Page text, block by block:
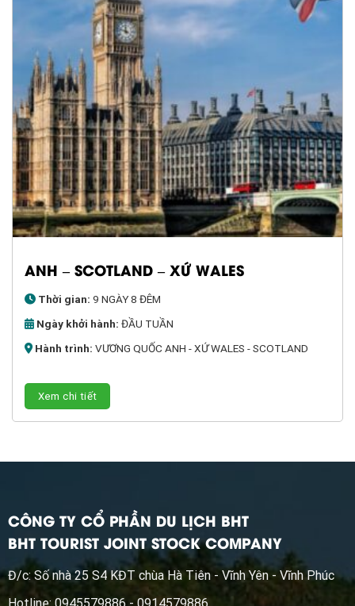
ANH – SCOTLAND – XỨ WALES
Thời gian: 9 NGÀY 8 ĐÊM
Ngày khởi hành: ĐẦU TUẦN
Hành trình: VƯƠNG QUỐC ANH - XỨ WALES - SCOTLAND
Xem chi tiết
CÔNG TY CỔ PHẦN DU LỊCH BHT
BHT TOURIST JOINT STOCK COMPANY
Đ/c: Số nhà 25 S4 KĐT chùa Hà Tiên - Vĩnh Yên - Vĩnh Phúc